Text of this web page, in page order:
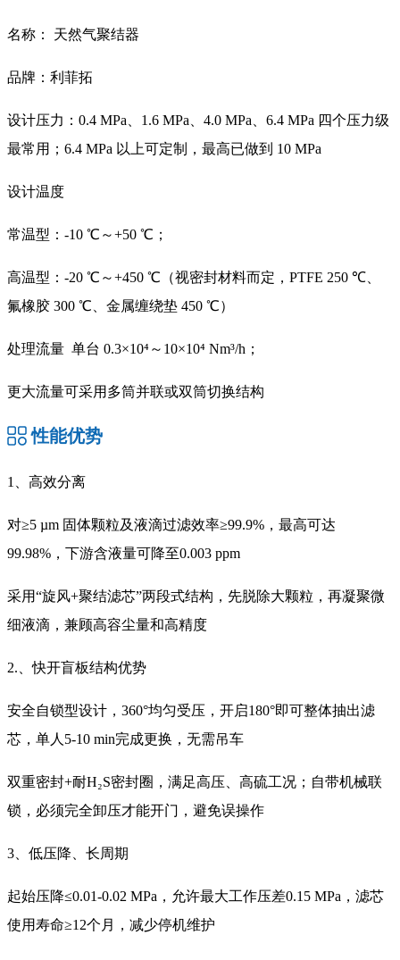
名称： 天然气聚结器
品牌：利菲拓
设计压力：0.4 MPa、1.6 MPa、4.0 MPa、6.4 MPa 四个压力级
最常用；6.4 MPa 以上可定制，最高已做到 10 MPa
设计温度
常温型：-10 ℃～+50 ℃；
高温型：-20 ℃～+450 ℃（视密封材料而定，PTFE 250 ℃、
氟橡胶 300 ℃、金属缠绕垫 450 ℃）
处理流量 单台 0.3×10⁴～10×10⁴ Nm³/h；
更大流量可采用多筒并联或双筒切换结构
性能优势
1、高效分离
对≥5 µm 固体颗粒及液滴过滤效率≥99.9%，最高可达
99.98%，下游含液量可降至0.003 ppm
采用“旋风+聚结滤芯”两段式结构，先脱除大颗粒，再凝聚微
细液滴，兼顾高容尘量和高精度
2.、快开盲板结构优势
安全自锁型设计，360°均匀受压，开启180°即可整体抽出滤
芯，单人5-10 min完成更换，无需吊车
双重密封+耐H₂S密封圈，满足高压、高硫工况；自带机械联
锁，必须完全卸压才能开门，避免误操作
3、低压降、长周期
起始压降≤0.01-0.02 MPa，允许最大工作压差0.15 MPa，滤芯
使用寿命≥12个月，减少停机维护